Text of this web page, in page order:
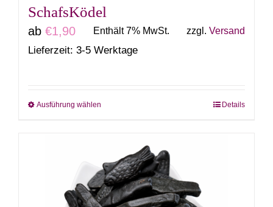
SchafsKödel
ab €1,90 Enthält 7% MwSt. zzgl. Versand
Lieferzeit: 3-5 Werktage
Ausführung wählen
mehrere
Varianten
auf.
Details